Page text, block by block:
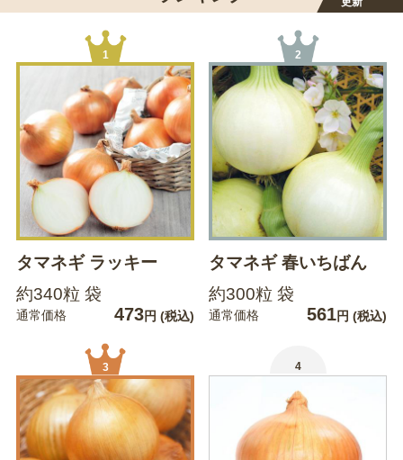
1
タマネギ ラッキー
約340粒 袋
通常価格 473円 (税込)
2
タマネギ 春いちばん
約300粒 袋
通常価格 561円 (税込)
3 4